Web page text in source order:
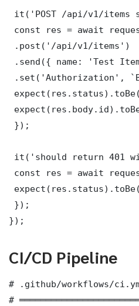
it('POST /api/v1/items
const res = await
.post('/api/v1/items')
.send({ name: 'Test
.set('Authorization',
});
it('should return 401
const res = await
});
});
CI/CD Pipeline
# .github/workflows/
#